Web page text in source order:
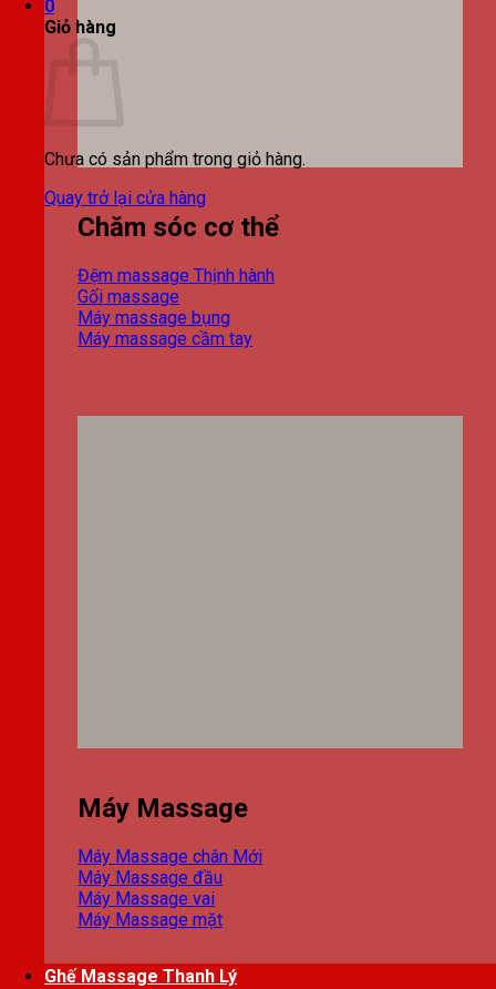
0
Giỏ hàng
Chưa có sản phẩm trong giỏ hàng.
Quay trở lại cửa hàng
Chăm sóc cơ thể
Đệm massage
Gối massage
Máy massage bụng
Máy massage cầm tay
Máy Massage
Máy Massage chân
Máy Massage đầu
Máy Massage vai
Máy Massage mặt
Ghế Massage Thanh Lý